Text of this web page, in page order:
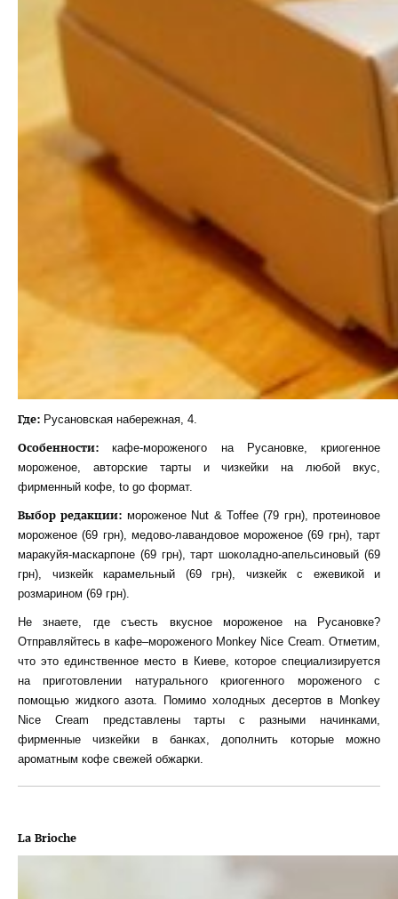
Где: Русановская набережная, 4.
Особенности:кафе-мороженого на Русановке, криогенное
мороженое, авторские тарты и чизкейки на любой вкус,
фирменный кофе, to go формат.
Выбор редакции: мороженое Nut & Toffee (79 грн), протеиновое
мороженое (69 грн), медово-лавандовое мороженое (69 грн), тарт
маракуйя-маскарпоне (69 грн), тарт шоколадно-апельсиновый (69
грн), чизкейк карамельный (69 грн), чизкейк с ежевикой и
розмарином (69 грн).
Не знаете, где съесть вкусное мороженое на Русановке?
Отправляйтесь в кафе–мороженого Monkey Nice Cream. Отметим,
что это единственное место в Киеве, которое специализируется
на приготовлении натурального криогенного мороженого с
помощью жидкого азота. Помимо холодных десертов в Monkey
Nice Cream представлены тарты с разными начинками,
фирменные чизкейки в банках, дополнить которые можно
ароматным кофе свежей обжарки.
La Brioche